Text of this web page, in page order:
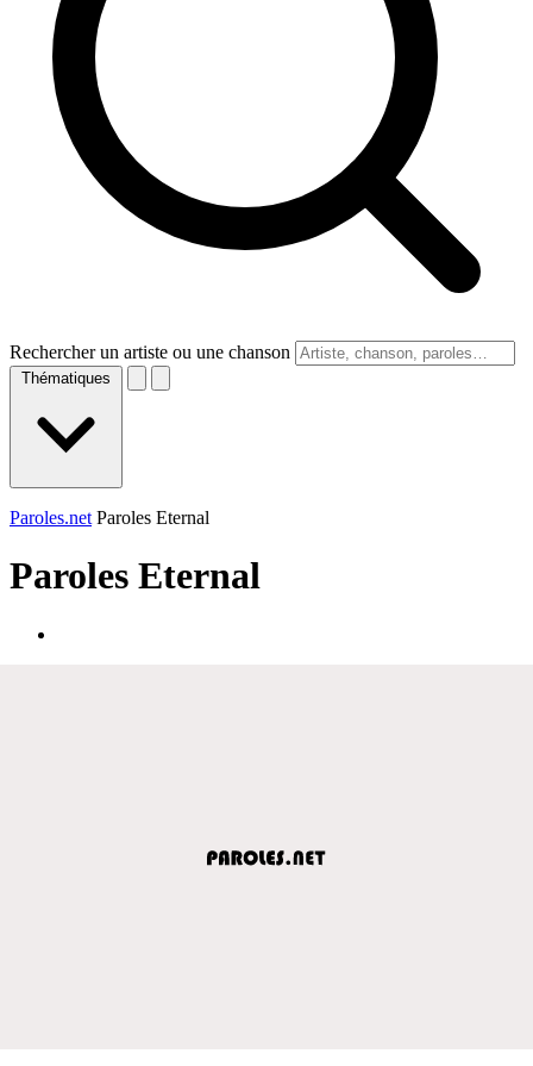
Rechercher un artiste ou une chanson
Thématiques
Paroles.net Paroles Eternal
Paroles Eternal